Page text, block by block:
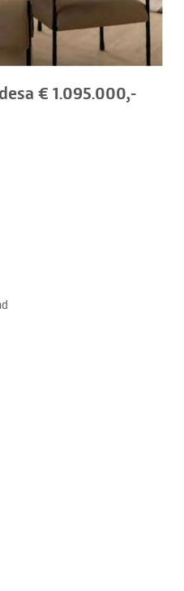
€ 1.095.000,-